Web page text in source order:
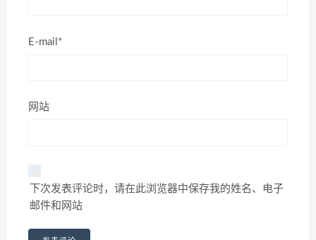
E-mail*
网站
下次发表评论时，请在此浏览器中保存我的姓名、电子
邮件和网站